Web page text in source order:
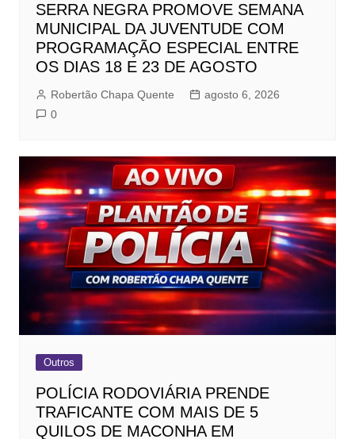
SERRA NEGRA PROMOVE SEMANA
MUNICIPAL DA JUVENTUDE COM
PROGRAMAÇÃO ESPECIAL ENTRE
OS DIAS 18 E 23 DE AGOSTO
Robertão Chapa Quente
agosto 6, 2026
0
Outros
POLÍCIA RODOVIÁRIA PRENDE
TRAFICANTE COM MAIS DE 5
QUILOS DE MACONHA EM